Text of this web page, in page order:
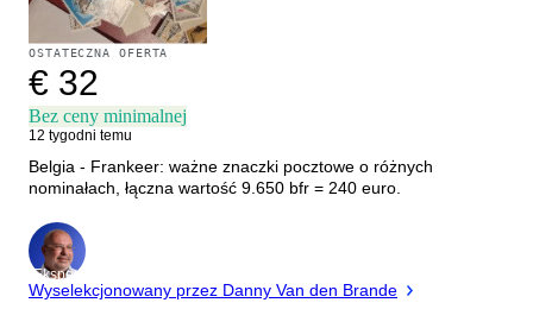
OSTATECZNA OFERTA
€ 32
Bez ceny minimalnej
12 tygodni temu
Belgia - Frankeer: ważne znaczki pocztowe o różnych
nominałach, łączna wartość 9.650 bfr = 240 euro.
Ekspert
Wyselekcjonowany przez Danny Van den Brande